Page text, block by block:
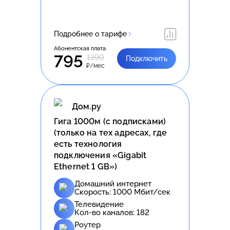
Подробнее о тарифе
Абонентская плата
795 1390
₽/мес
Подключить
Дом.ру
Гига 1000м (с подписками)
(только на тех адресах, где
есть технология
подключения «Gigabit
Ethernet 1 GB»)
Домашний интернет
Скорость: 1000 Мбит/сек
Телевидение
Кол-во каналов: 182
Роутер